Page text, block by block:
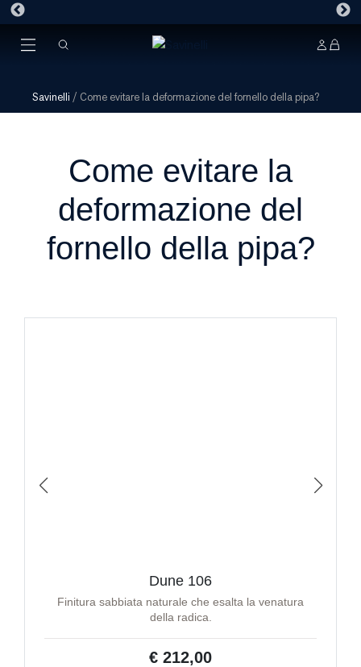
Savinelli / Come evitare la deformazione del fornello della pipa?
Come evitare la
deformazione del
fornello della pipa?
Dune 106
Finitura sabbiata naturale che esalta la venatura
della radica.
€ 212,00